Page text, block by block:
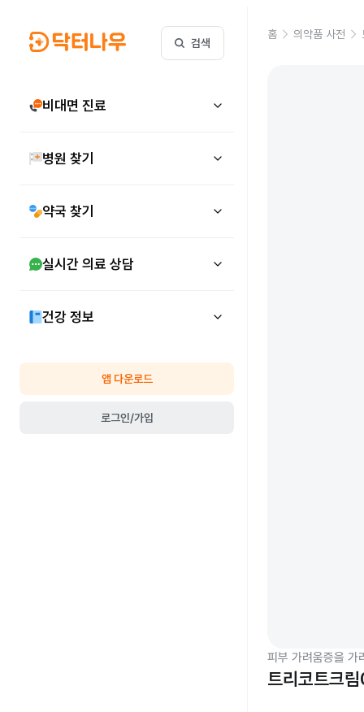
검색
비대면 진료
병원 찾기
약국 찾기
실시간 의료 상담
건강 정보
앱 다운로드
로그인/가입
홈 의약품 사전
피부 가려움증을 가
트리코트크